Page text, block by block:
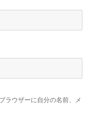
ラウザーに自分の名前、メ